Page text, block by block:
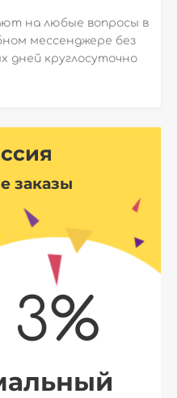
на любые вопросы в
мессенджере без
дней круглосуточно
заказы